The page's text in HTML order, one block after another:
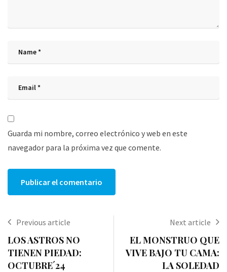
Guarda mi nombre, correo electrónico y web en este
navegador para la próxima vez que comente.
Previous article
LOS ASTROS NO
TIENEN PIEDAD:
OCTUBRE´24
Next article
EL MONSTRUO QUE
VIVE BAJO TU CAMA:
LA SOLEDAD